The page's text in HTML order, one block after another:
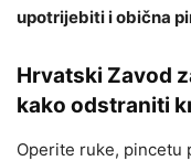
upotrijebiti i obična
Hrvatski Zavod
kako odstraniti
Operite ruke, pincetu